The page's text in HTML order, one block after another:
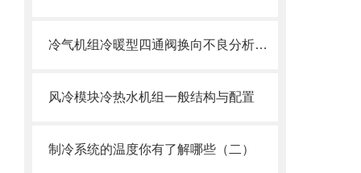
冷气机组冷暖型四通阀换向不良分析方法
风冷模块冷热水机组一般结构与配置
制冷系统的温度你有了解哪些（二）